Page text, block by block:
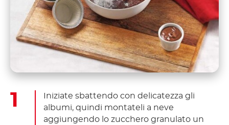
Iniziate sbattendo con delicatezza gli
albumi, quindi montateli a neve
aggiungendo lo zucchero granulato un